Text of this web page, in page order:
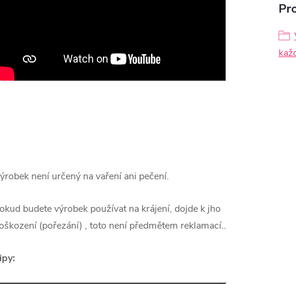
není určený na vaření ani pečení.
budete výrobek používat na krájení, dojde k jho
(pořezání) , toto není předmětem reklamací..